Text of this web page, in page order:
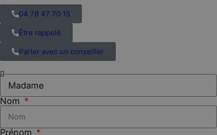
04 78 47 70 15
Être rappelé
Parler avec un conseiller
Nom
Prénom